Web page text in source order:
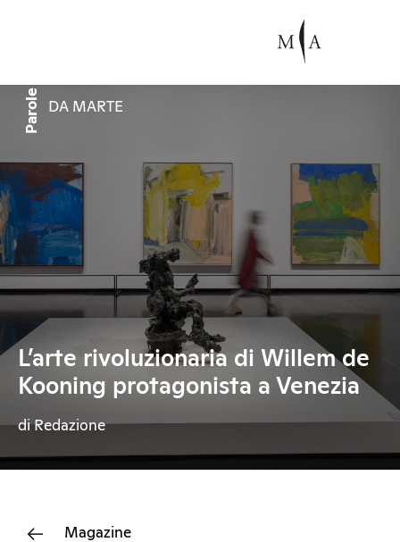
Parole DA MARTE
L’arte rivoluzionaria di Willem de
Kooning protagonista a Venezia
di Redazione
Magazine